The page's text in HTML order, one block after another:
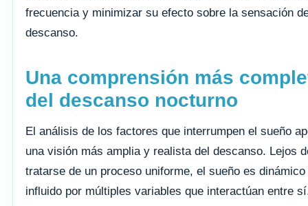
frecuencia y minimizar su efecto sobre la sensación
descanso.
Una comprensión más
del descanso nocturno
El análisis de los factores que interrumpen el sueño
una visión más amplia y realista del descanso. Lejos
tratarse de un proceso uniforme, el sueño es
influido por múltiples variables que interactúan entre